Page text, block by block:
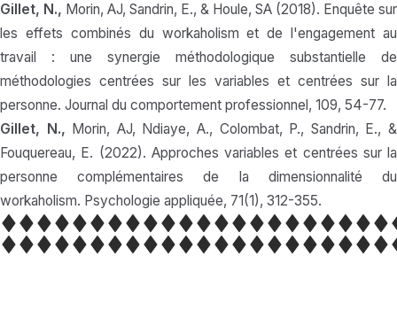
Gillet, N., Morin, AJ, Sandrin, E., & Houle, SA (2018). Enquête sur
les effets combinés du workaholism et de l'engagement au
travail : une synergie méthodologique substantielle de
méthodologies centrées sur les variables et centrées sur la
personne. Journal du comportement professionnel, 109, 54-77.
Gillet, N., Morin, AJ, Ndiaye, A., Colombat, P., Sandrin, E., &
Fouquereau, E. (2022). Approches variables et centrées sur la
personne complémentaires de la dimensionnalité du
workaholism. Psychologie appliquée, 71(1), 312-355.